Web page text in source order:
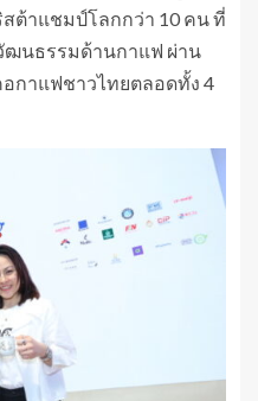
ต้าแชมป์โลกกว่า 10 คน ที่
ฒนธรรมด้านกาแฟ ผ่าน
กาแฟชาวไทยตลอดทั้ง 4